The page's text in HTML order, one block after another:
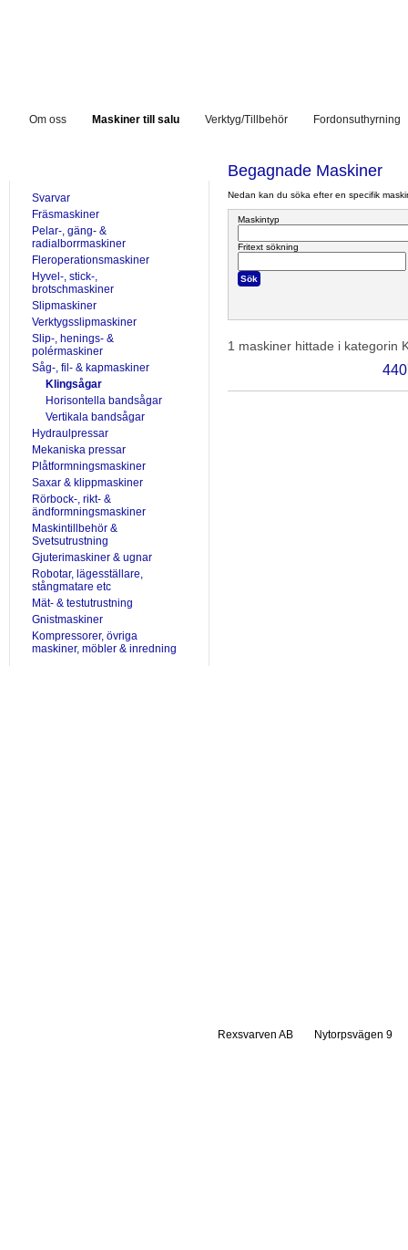
Om oss Maskiner till salu Verktyg/Tillbehör Fordonsuthyrning
Svarvar
Fräsmaskiner
Pelar-, gäng- &
radialborrmaskiner
Fleroperationsmaskiner
Hyvel-, stick-,
brotschmaskiner
Slipmaskiner
Verktygsslipmaskiner
Slip-, henings- &
polérmaskiner
Såg-, fil- & kapmaskiner
Klingsågar
Horisontella bandsågar
Vertikala bandsågar
Hydraulpressar
Mekaniska pressar
Plåtformningsmaskiner
Saxar & klippmaskiner
Rörbock-, rikt- &
ändformningsmaskiner
Maskintillbehör &
Svetsutrustning
Gjuterimaskiner & ugnar
Robotar, lägesställare,
stångmatare etc
Mät- & testutrustning
Gnistmaskiner
Kompressorer, övriga
maskiner, möbler & inredning
Begagnade Maskiner
Nedan kan du söka efter en specifik
Maskintyp
Fritext sökning
1 maskiner hittade i kategorin
Rexsvarven AB Nytorpsvägen 9